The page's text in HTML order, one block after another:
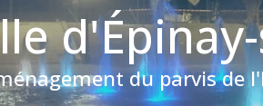
du parvis de